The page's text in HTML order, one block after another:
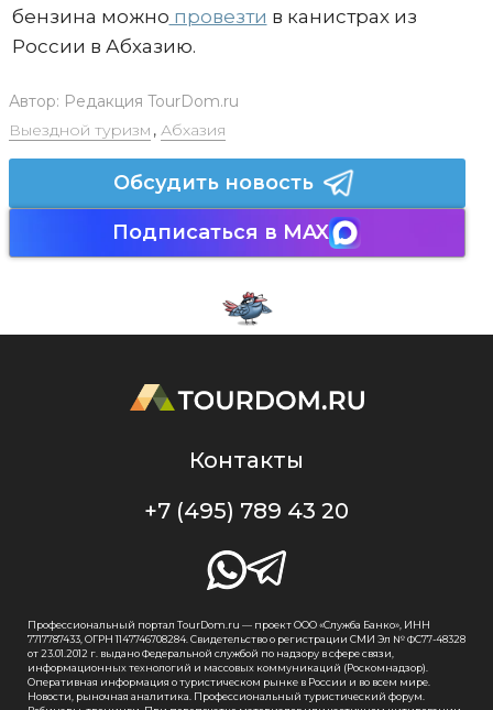
бензина можно провезти в канистрах из
России в Абхазию.
Автор: Редакция TourDom.ru
Выездной туризм , Абхазия
Обсудить новость
Подписаться в MAX
Контакты
+7 (495) 789 43 20
Профессиональный портал TourDom.ru — проект ООО «Служба Банко», ИНН
7717787433, ОГРН 1147746708284. Свидетельство о регистрации СМИ Эл № ФС77-48328
от 23.01.2012 г. выдано Федеральной службой по надзору в сфере связи,
информационных технологий и массовых коммуникаций (Роскомнадзор).
Оперативная информация о туристическом рынке в России и во всем мире.
Новости, рыночная аналитика. Профессиональный туристический форум.